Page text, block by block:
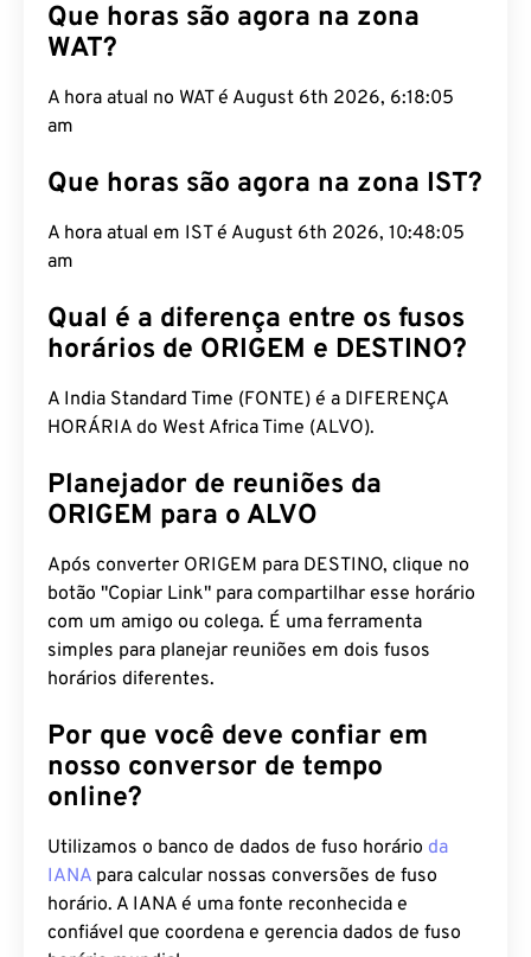
Que horas são agora na zona
WAT?
A hora atual no WAT é August 6th 2026, 6:18:06
am
Que horas são agora na zona IST?
A hora atual em IST é August 6th 2026, 10:48:06
am
Qual é a diferença entre os fusos
horários de ORIGEM e DESTINO?
A India Standard Time (FONTE) é a DIFERENÇA
HORÁRIA do West Africa Time (ALVO).
Planejador de reuniões da
ORIGEM para o ALVO
Após converter ORIGEM para DESTINO, clique no
botão "Copiar Link" para compartilhar esse horário
com um amigo ou colega. É uma ferramenta
simples para planejar reuniões em dois fusos
horários diferentes.
Por que você deve confiar em
nosso conversor de tempo
online?
Utilizamos o banco de dados de fuso horário da
IANA para calcular nossas conversões de fuso
horário. A IANA é uma fonte reconhecida e
confiável que coordena e gerencia dados de fuso